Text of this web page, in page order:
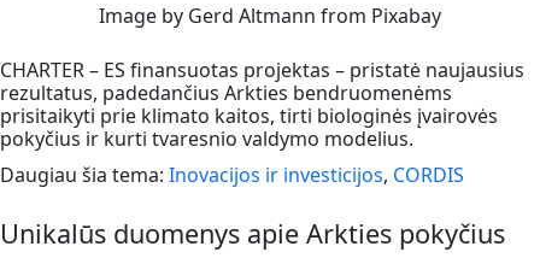
Image by Gerd Altmann from Pixabay
CHARTER – ES finansuotas projektas – pristatė naujausius
rezultatus, padedančius Arkties bendruomenėms
prisitaikyti prie klimato kaitos, tirti biologinės įvairovės
pokyčius ir kurti tvaresnio valdymo modelius.
Daugiau šia tema: Inovacijos ir investicijos, CORDIS
Unikalūs duomenys apie Arkties pokyčius